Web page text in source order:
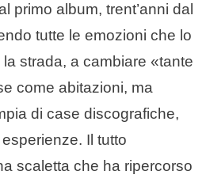
primo album, trent’anni dal
tutte le emozioni che lo
strada, a cambiare «tante
come abitazioni, ma
di case discografiche,
Il tutto
scaletta che ha ripercorso